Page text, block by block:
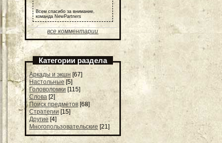
Всем спасибо за внимание,
команда NewPartners
все комментарии
Категории раздела
Аркады и экшн [67]
Настольные [5]
Головоломки [115]
Слова [2]
Поиск предметов [68]
Стратегии [15]
Другие [4]
Многопользовательские [21]